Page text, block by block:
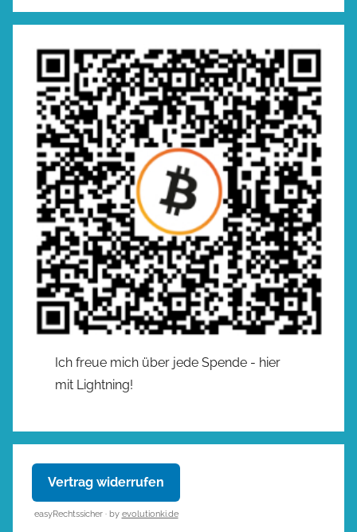
Ich freue mich über jede Spende - hier
mit Lightning!
Vertrag widerrufen
easyRechtssicher · by evolutionki.de